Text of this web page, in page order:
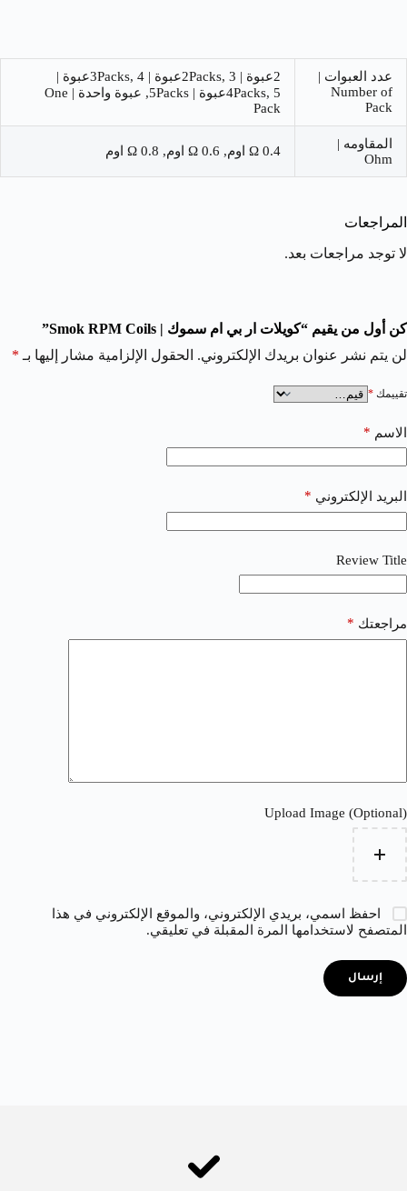
عدد العبوات |
Number of
Pack
2عبوة | 2Packs, 3عبوة | 3Packs, 4عبوة |
4Packs, 5عبوة | 5Packs, عبوة واحدة | One
Pack
المقاومه |
Ohm
0.4 Ω اوم, 0.6 Ω اوم, 0.8 Ω اوم
المراجعات
لا توجد مراجعات بعد.
كن أول من يقيم “كويلات ار بي ام سموك | Smok RPM Coils”
لن يتم نشر عنوان بريدك الإلكتروني. الحقول الإلزامية مشار إليها بـ *
تقييمك *
الاسم *
البريد الإلكتروني *
Review Title
مراجعتك *
Upload Image (Optional)
احفظ اسمي، بريدي الإلكتروني، والموقع الإلكتروني في هذا
المتصفح لاستخدامها المرة المقبلة في تعليقي.
إرسال